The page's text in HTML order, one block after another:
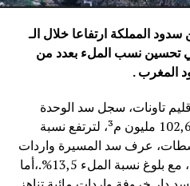
المملكة ارتفاعا خلال الـ
تحسين نسب الملء بعدد من
المغرب .
تاونات، سجل سد الوحدة
أعلى واردات مائية، حيث تبلغ 102,6 مليون م³، لترتفع نسبة
إقليم سطات، عرف سد المسيرة واردات
مائية تصل إلى 18,4 مليون م³، مع بلوغ نسبة الملء 13,5%.،أما